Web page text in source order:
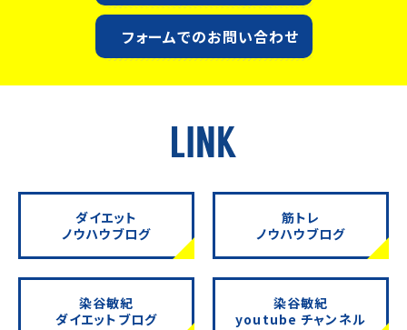
フォームでのお問い合わせ
ダイエット
ノウハウブログ
筋トレ
ノウハウブログ
染谷敏紀
ダイエットブログ
染谷敏紀
youtube チャンネル